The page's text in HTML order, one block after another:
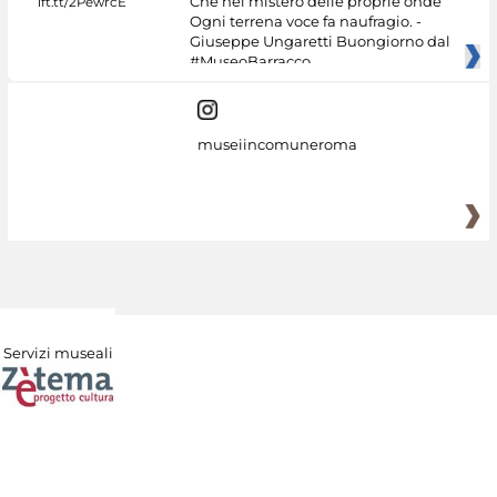
Ogni terrena voce fa naufragio. -
Giuseppe Ungaretti Buongiorno dal
#MuseoBarracco
museiincomuneroma
Servizi museali